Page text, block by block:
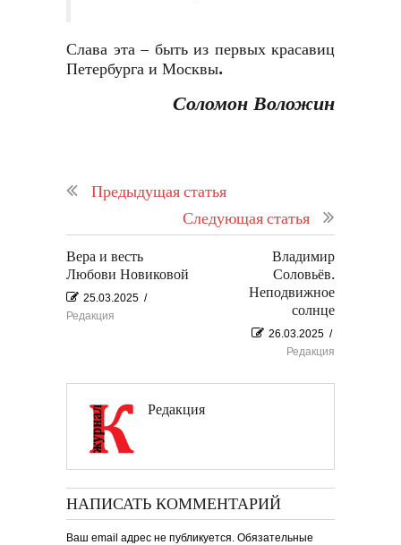
Слава эта – быть из первых красавиц
Петербурга и Москвы.
Соломон Воложин
Предыдущая статья
Следующая статья
Вера и весть
Любови Новиковой
25.03.2025 /
Редакция
Владимир
Соловьёв.
Неподвижное
солнце
26.03.2025 /
Редакция
Редакция
НАПИСАТЬ КОММЕНТАРИЙ
Ваш email адрес не публикуется. Обязательные